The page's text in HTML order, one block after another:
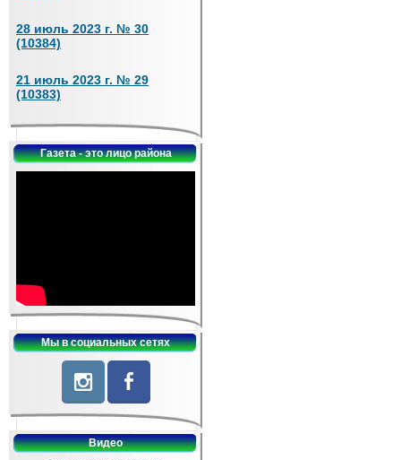
28 июль 2023 г. № 30
(10384)
21 июль 2023 г. № 29
(10383)
Газета - это лицо района
Мы в социальных сетях
Видео